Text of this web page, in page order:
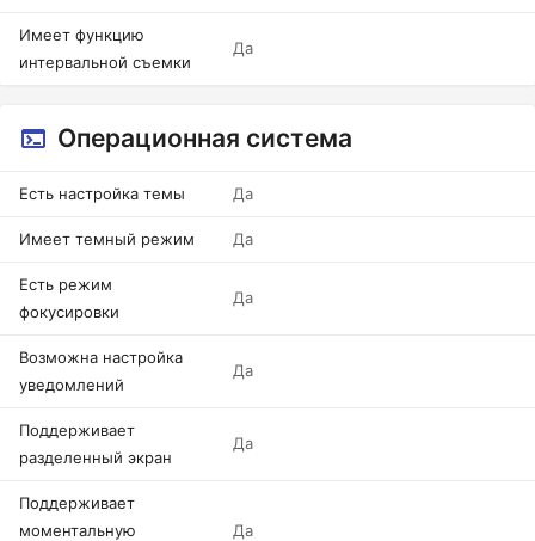
Имеет функцию
интервальной съемки
Да
Операционная система
Есть настройка темы Да
Имеет темный режим Да
Есть режим
фокусировки
Да
Возможна настройка
уведомлений
Да
Поддерживает
разделенный экран
Да
Поддерживает
моментальную
Да